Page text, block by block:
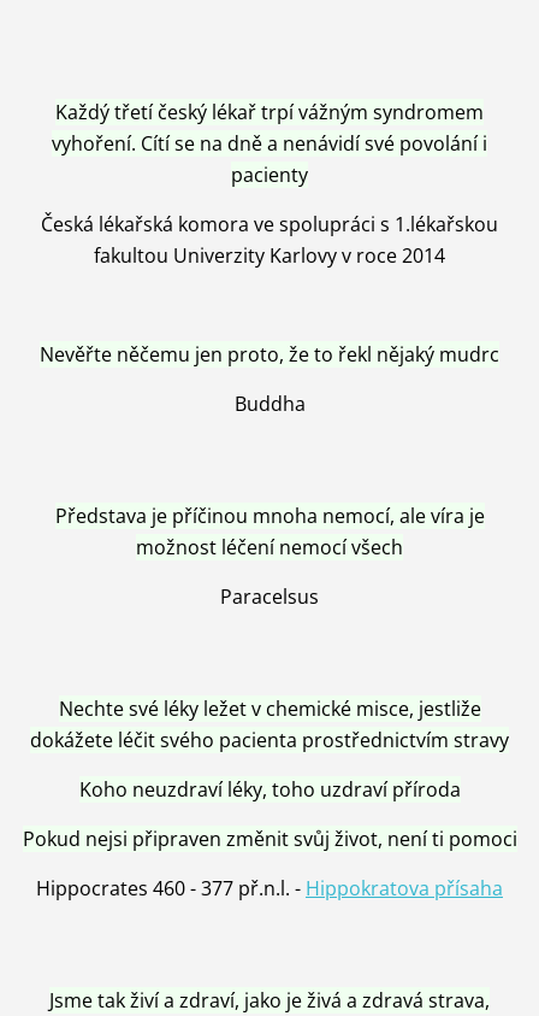
Každý třetí český lékař trpí vážným syndromem
vyhoření. Cítí se na dně a nenávidí své povolání i
pacienty
Česká lékařská komora ve spolupráci s 1.lékařskou
fakultou Univerzity Karlovy v roce 2014
Nevěřte něčemu jen proto, že to řekl nějaký mudrc
Buddha
Představa je příčinou mnoha nemocí, ale víra je
možnost léčení nemocí všech
Paracelsus
Nechte své léky ležet v chemické misce, jestliže
dokážete léčit svého pacienta prostřednictvím stravy
Koho neuzdraví léky, toho uzdraví příroda
Pokud nejsi připraven změnit svůj život, není ti pomoci
Hippocrates 460 - 377 př.n.l. - Hippokratova přísaha
Jsme tak živí a zdraví, jako je živá a zdravá strava,